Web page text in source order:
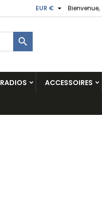
Bienvenue,
EUR € 

RADIOS ACCESSOIRES